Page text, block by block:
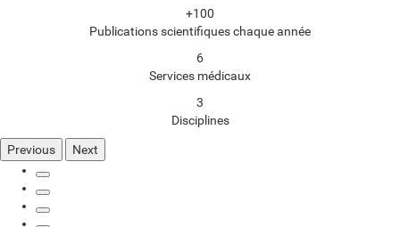
+100
Publications scientifiques chaque année
6
Services médicaux
3
Disciplines
Previous Next